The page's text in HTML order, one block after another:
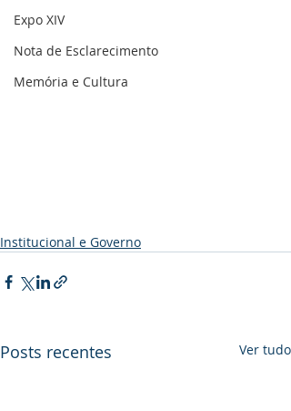
Expo XIV
Nota de Esclarecimento
Memória e Cultura
Institucional e Governo
Posts recentes Ver tudo